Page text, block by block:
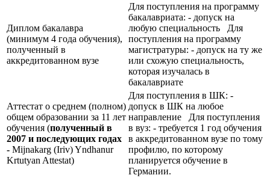
Диплом бакалавра
(минимум 4 года обучения),
полученный в
аккредитованном вузе
Для поступления на программу
бакалавриата: - допуск на
любую специальность Для
поступления на программу
магистратуры: - допуск на ту же
или схожую специальность,
которая изучалась в
бакалавриате
Аттестат о среднем (полном)
общем образовании за 11 лет
обучения (полученный в
2007 и последующих годах
- Mijnakarg (Iriv) Yndhanur
Krtutyan Attestat)
Для поступления в ШК: -
допуск в ШК на любое
направление Для поступления
в вуз: - требуется 1 год обучения
в аккредитованном вузе по тому
профилю, по которому
планируется обучение в
Германии.